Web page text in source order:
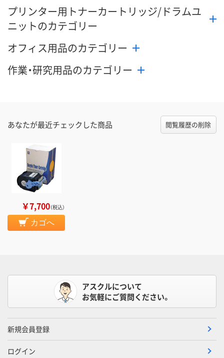
プリンター用トナーカートリッジ/ドラムユ
ニットのカテゴリー
オフィス用品のカテゴリー
作業・研究用品のカテゴリー
あなたが最近チェックした商品 閲覧履歴の削除
￥7,700（税込）
カゴへ
アスクルについて
お気軽にご質問ください。
新規会員登録
ログイン